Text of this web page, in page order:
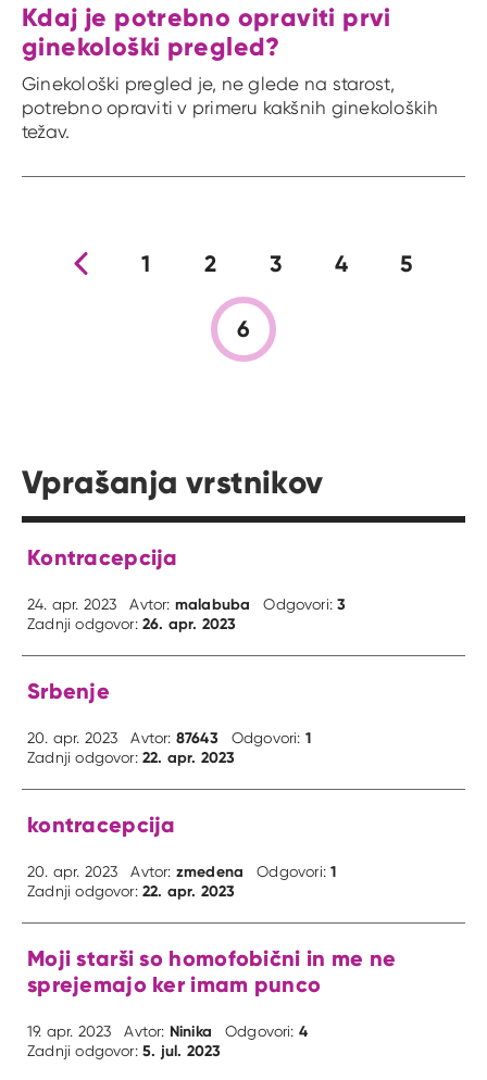
Kdaj je potrebno opraviti prvi
ginekološki pregled?
Ginekološki pregled je, ne glede na starost,
potrebno opraviti v primeru kakšnih ginekoloških
težav.
Prejšnja stran
1 2 3 4 5
6
Vprašanja vrstnikov
Kontracepcija
24. apr. 2023 Avtor: malabuba Odgovori:3
Zadnji odgovor:26. apr. 2023
Srbenje
20. apr. 2023 Avtor: 87643 Odgovori: 1
Zadnji odgovor:22. apr. 2023
kontracepcija
20. apr. 2023 Avtor: zmedena Odgovori:1
Zadnji odgovor:22. apr. 2023
Moji starši so homofobični in me ne
sprejemajo ker imam punco
19. apr. 2023 Avtor: Ninika Odgovori: 4
Zadnji odgovor:5. jul. 2023